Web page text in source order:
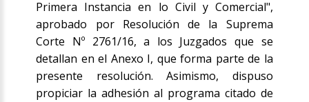
Primera Instancia en lo Civil y Comercial",
aprobado por Resolución de la Suprema
Corte Nº 2761/16, a los Juzgados que se
detallan en el Anexo I, que forma parte de la
presente resolución. Asimismo, dispuso
propiciar la adhesión al programa citado de